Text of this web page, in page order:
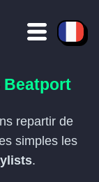
Beatport
repartir de
simples les
.